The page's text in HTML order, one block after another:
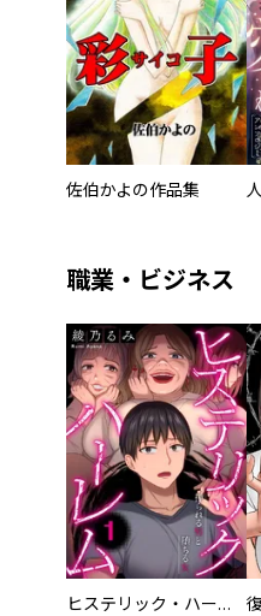
佐伯かよの作品集
職業・ビジネス
ヒステリック・ハーレム～搾られる男と堕ちる女～【電子単行本版】